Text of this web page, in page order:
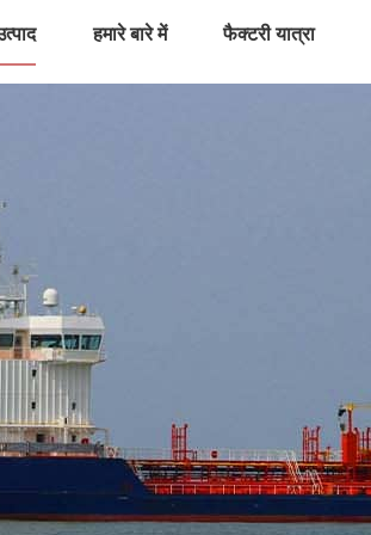
हमारे बारे में फैक्टरी यात्रा